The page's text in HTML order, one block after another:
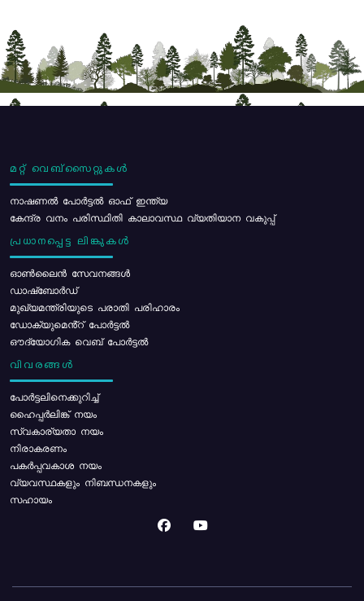
മറ്റ് വെബ്സൈറ്റുകൾ
നാഷണൽ പോർട്ടൽ ഓഫ് ഇന്ത്യ
കേന്ദ്ര വനം പരിസ്ഥിതി കാലാവസ്ഥ വ്യതിയാന വകുപ്പ്
പ്രധാനപ്പെട്ട ലിങ്കുകൾ
ഓൺലൈൻ സേവനങ്ങൾ
ഡാഷ്ബോർഡ്
മുഖ്യമന്ത്രിയുടെ പരാതി പരിഹാരം
ഡോക്യുമെൻ്റ് പോർട്ടൽ
ഔദ്യോഗിക വെബ് പോർട്ടൽ
വിവരങ്ങൾ
പോര്‍ട്ടലിനെക്കുറിച്ച്
ഹൈപ്പർലിങ്ക് നയം
സ്വകാര്യതാ നയം
നിരാകരണം
പകർപ്പവകാശ നയം
വ്യവസ്ഥകളും നിബന്ധനകളും
സഹായം